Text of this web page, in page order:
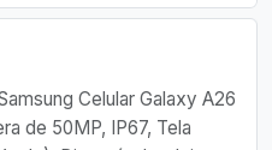
Celular Galaxy A26
de 50MP, IP67, Tela